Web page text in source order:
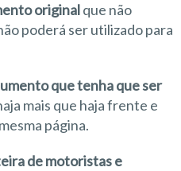
originalque não
poderá ser utilizado para
que tenha que ser
mais que haja frente e
página.
de motoristas e